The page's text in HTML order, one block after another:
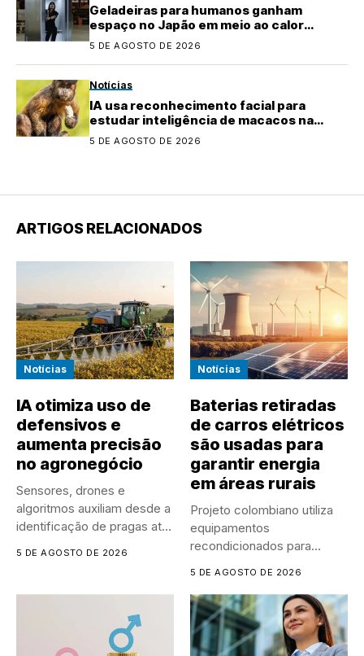
Geladeiras para humanos ganham
espaço no Japão em meio ao calor
extremo
5 DE AGOSTO DE 2026
Notícias
IA usa reconhecimento facial para
estudar inteligência de macacos na
natureza
5 DE AGOSTO DE 2026
ARTIGOS RELACIONADOS
Notícias
IA otimiza uso de
defensivos e
aumenta precisão
no agronegócio
Sensores, drones e
algoritmos auxiliam desde a
identificação de pragas até
5 DE AGOSTO DE 2026
Notícias
Baterias retiradas
de carros elétricos
são usadas para
garantir energia
em áreas rurais
Projeto colombiano utiliza
equipamentos
recondicionados para
5 DE AGOSTO DE 2026